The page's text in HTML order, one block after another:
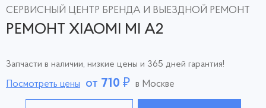
СЕРВИСНЫЙ ЦЕНТР БРЕНДА И ВЫЕЗДНОЙ РЕМОНТ
РЕМОНТ XIAOMI MI A2
Запчасти в наличии, низкие цены и 365 дней гарантия!
Посмотреть цены от 710 ₽ в Москве